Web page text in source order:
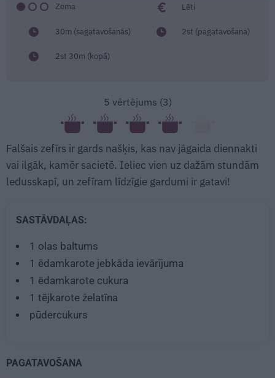
Zema Lēti
30m (sagatavošanās) 2st (pagatavošana)
2st 30m (kopā)
5 vērtējums (3)
Falšais zefīrs ir gards našķis, kas nav jāgaida diennakti
vai ilgāk, kamēr sacietē. Ieliec vien uz dažām stundām
ledusskapī, un zefīram līdzīgie gardumi ir gatavi!
SASTĀVDAĻAS:
1 olas baltums
1 ēdamkarote jebkāda ievārījuma
1 ēdamkarote cukura
1 tējkarote želatīna
pūdercukurs
PAGATAVOŠANA